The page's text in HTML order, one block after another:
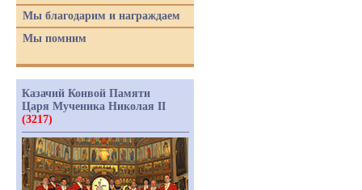
Мы благодарим и награждаем
Мы помним
Казачий Конвой Памяти
Царя Мученика Николая II
(3217)